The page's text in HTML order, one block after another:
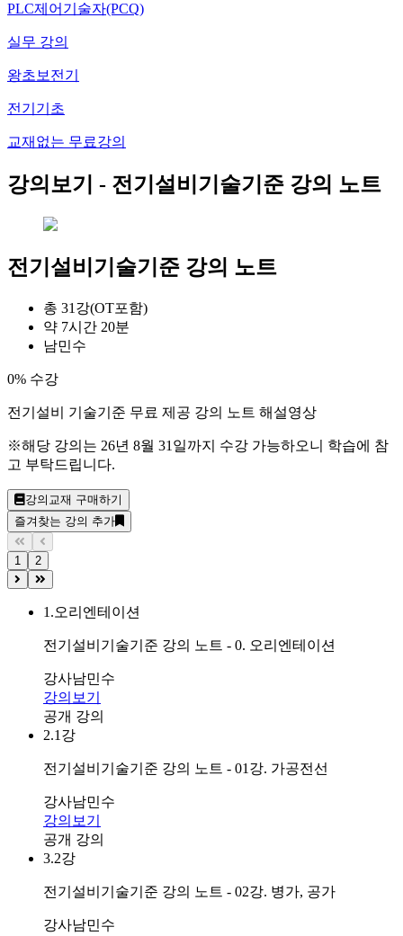
PLC제어기술자(PCQ)
실무 강의
왕초보전기
전기기초
교재없는 무료강의
강의보기 - 전기설비기술기준 강의 노트
전기설비기술기준 강의 노트
총 31강(OT포함)
약 7시간 20분
남민수
0% 수강
전기설비 기술기준 무료 제공 강의 노트 해설영상
※해당 강의는 26년 8월 31일까지 수강 가능하오니 학습에 참
고 부탁드립니다.
강의교재 구매하기
즐겨찾는 강의 추가
1 2
1.오리엔테이션
전기설비기술기준 강의 노트 - 0. 오리엔테이션
강사남민수
강의보기
공개 강의
2.1강
전기설비기술기준 강의 노트 - 01강. 가공전선
강사남민수
강의보기
공개 강의
3.2강
전기설비기술기준 강의 노트 - 02강. 병가, 공가
강사남민수